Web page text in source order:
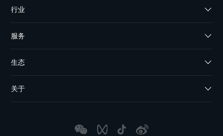
行业
服务
生态
关于